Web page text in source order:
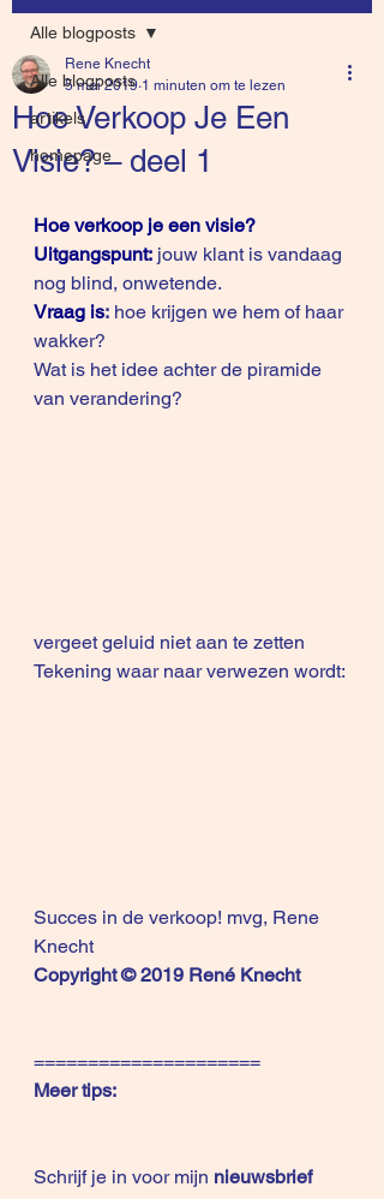
Alle blogposts
artikels
homepage
Alle blogposts
Hoe Verkoop Je Een
Visie? – deel 1
Rene Knecht
5 mei 2019 1 minuten om te lezen
Hoe verkoop je een visie?
Uitgangspunt: jouw klant is vandaag
nog blind, onwetende.
Vraag is: hoe krijgen we hem of haar
wakker?
Wat is het idee achter de piramide
van verandering?
vergeet geluid niet aan te zetten
Tekening waar naar verwezen wordt:
Succes in de verkoop! mvg, Rene
Knecht
Copyright © 2019 René Knecht
=====================
Meer tips:
Schrijf je in voor mijn nieuwsbrief